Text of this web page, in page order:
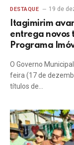
DESTAQUE 19 de
Itagimirim
entrega novos
Programa
O Governo
feira (17 de
títulos de…